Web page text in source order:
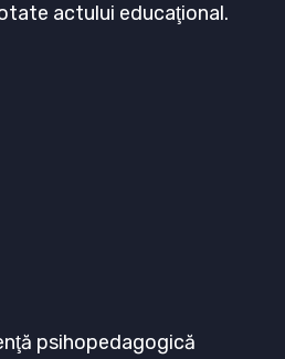
actului educaţional.
psihopedagogică